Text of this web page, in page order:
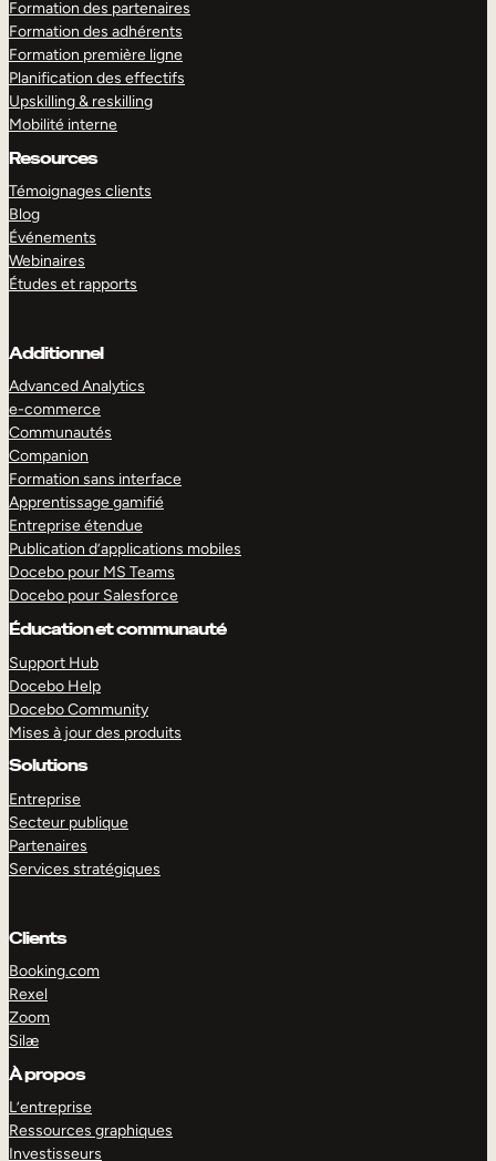
Formation des partenaires
Formation des adhérents
Formation première ligne
Planification des effectifs
Upskilling & reskilling
Mobilité interne
Resources
Témoignages clients
Blog
Événements
Webinaires
Études et rapports
Additionnel
Advanced Analytics
e-commerce
Communautés
Companion
Formation sans interface
Apprentissage gamifié
Entreprise étendue
Publication d’applications mobiles
Docebo pour MS Teams
Docebo pour Salesforce
Éducation et communauté
Support Hub
Docebo Help
Docebo Community
Mises à jour des produits
Solutions
Entreprise
Secteur publique
Partenaires
Services stratégiques
Clients
Booking.com
Rexel
Zoom
Silæ
À propos
L’entreprise
Ressources graphiques
Investisseurs